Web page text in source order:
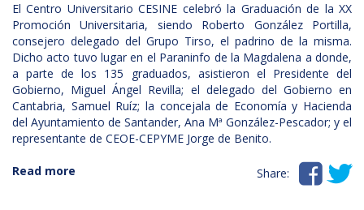
El Centro Universitario CESINE celebró la Graduación de la XX
Promoción Universitaria, siendo Roberto González Portilla,
consejero delegado del Grupo Tirso, el padrino de la misma.
Dicho acto tuvo lugar en el Paraninfo de la Magdalena a donde,
a parte de los 135 graduados, asistieron el Presidente del
Gobierno, Miguel Ángel Revilla; el delegado del Gobierno en
Cantabria, Samuel Ruíz; la concejala de Economía y Hacienda
del Ayuntamiento de Santander, Ana Mª González-Pescador; y el
representante de CEOE-CEPYME Jorge de Benito.
Read more Share:  